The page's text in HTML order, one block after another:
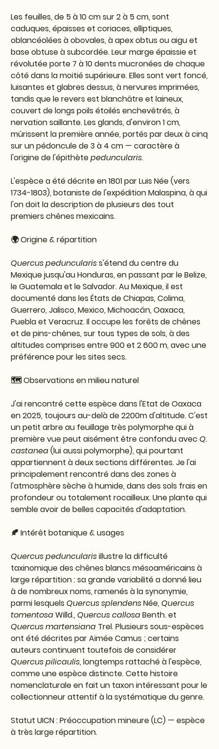
Les feuilles, de 5 à 10 cm sur 2 à 5 cm, sont
caduques, épaisses et coriaces, elliptiques,
oblancéolées à obovales, à apex obtus ou aigu et
base obtuse à subcordée. Leur marge épaissie et
révolutée porte 7 à 10 dents mucronées de chaque
côté dans la moitié supérieure. Elles sont vert foncé,
luisantes et glabres dessus, à nervures imprimées,
tandis que le revers est blanchâtre et laineux,
couvert de longs poils étoilés enchevêtrés, à
nervation saillante. Les glands, d'environ 1 cm,
mûrissent la première année, portés par deux à cinq
sur un pédoncule de 3 à 4 cm — caractère à
l'origine de l'épithètepeduncularis.
L'espèce a été décrite en 1801 par Luis Née (vers
1734-1803), botaniste de l'expédition Malaspina, à qui
l'on doit la description de plusieurs des tout
premiers chênes mexicains.
🌍 Origine & répartition
Quercus pedunculariss'étend du centre du
Mexique jusqu'au Honduras, en passant par le Belize,
le Guatemala et le Salvador. Au Mexique, il est
documenté dans les États de Chiapas, Colima,
Guerrero, Jalisco, Mexico, Michoacán, Oaxaca,
Puebla et Veracruz. Il occupe les forêts de chênes
et de pins-chênes, sur tous types de sols, à des
altitudes comprises entre 900 et 2 600 m, avec une
préférence pour les sites secs.
🗺️ Observations en milieu naturel
J'ai rencontré cette espèce dans l'Etat de Oaxaca
en 2025, toujours au-delà de 2200m d'altitude. C'est
un petit arbre au feuillage très polymorphe qui à
première vue peut aisément être confondu avecQ.
castanea(lui aussi polymorphe), qui pourtant
appartiennent à deux sections différentes. Je l'ai
principalement rencontré dans des zones à
l'atmosphère sèche à humide, dans des sols frais en
profondeur ou totalement rocailleux. Une plante qui
semble avoir de belles capacités d'adaptation.
🍂 Intérêt botanique & usages
Quercus peduncularisillustre la difficulté
taxinomique des chênes blancs mésoaméricains à
large répartition : sa grande variabilité a donné lieu
à de nombreux noms, ramenés à la synonymie,
parmi lesquelsQuercus splendensNée,Quercus
tomentosaWilld.,Quercus callosaBenth. et
Quercus martensiana Trel. Plusieurs sous-espèces
ont été décrites par Aimée Camus ; certains
auteurs continuent toutefois de considérer
Quercus pilicaulis, longtemps rattaché à l'espèce,
comme une espèce distincte. Cette histoire
nomenclaturale en fait un taxon intéressant pour le
collectionneur attentif à la systématique du genre.
Statut UICN :Préoccupation mineure (LC) — espèce
à très large répartition.